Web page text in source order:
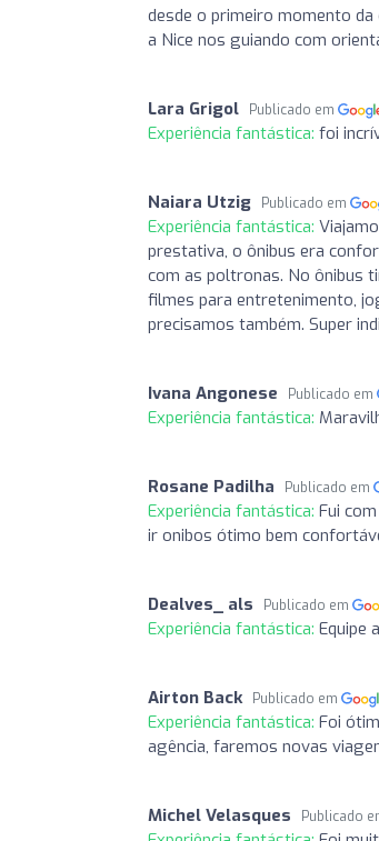
desde o primeiro momento
a Nice nos guiando com
Lara Grigol Publicado em
Experiência fantástica: foi
Naiara Utzig Publicado em
Experiência fantástica:
prestativa, o ônibus era
com as poltronas. No ônibus
filmes para entretenimento,
precisamos também. Super
Ivana Angonese Publicado em
Experiência fantástica:
Rosane Padilha Publicado em
Experiência fantástica: Fui
ir onibos ótimo bem
Dealves_ als Publicado em
Experiência fantástica: Equipe
Airton Back Publicado em
Experiência fantástica: Foi
agência, faremos novas
Michel Velasques Publicado